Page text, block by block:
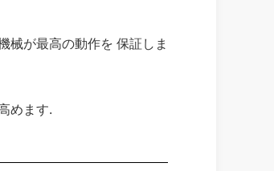
械が最高の動作を 保証しま
めます.